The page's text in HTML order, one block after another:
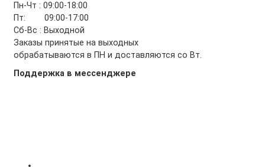
Пн-Чт : 09:00-18:00
Пт: 09:00-17:00
Сб-Вс : Выходной
Заказы принятые на выходных
обрабатываются в ПН и доставляются со Вт.
Поддержка в мессенджере